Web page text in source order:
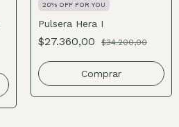
20% OFF FOR YOU
Pulsera Hera I
$27.360,00 $34.200,00